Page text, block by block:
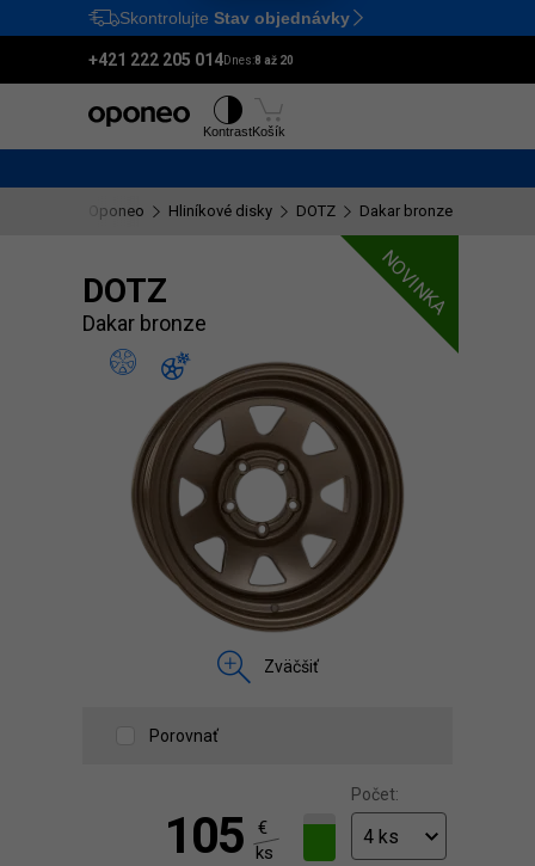
Ctrl M
Skontrolujte Stav objednávky
+421 222 205 014Dnes:8 až 20
KontrastKošík
Oponeo Hliníkové disky DOTZ Dakar bronze
NOVINKA
DOTZ
Dakar bronze
Zväčšiť
Porovnať
Počet:
105
€
ks